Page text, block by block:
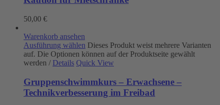
50,00 €
Warenkorb ansehen
Ausführung wählen Dieses Produkt weist mehrere Varianten
auf. Die Optionen können auf der Produktseite gewählt
werden / Details Quick View
Gruppenschwimmkurs – Erwachsene –
Technikverbesserung im Freibad